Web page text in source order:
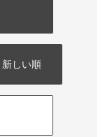
しい順